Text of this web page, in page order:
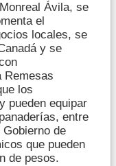
Ávila, se
el
locales, se
y se
Remesas
los
pueden equipar
entre
de
que pueden
de pesos.